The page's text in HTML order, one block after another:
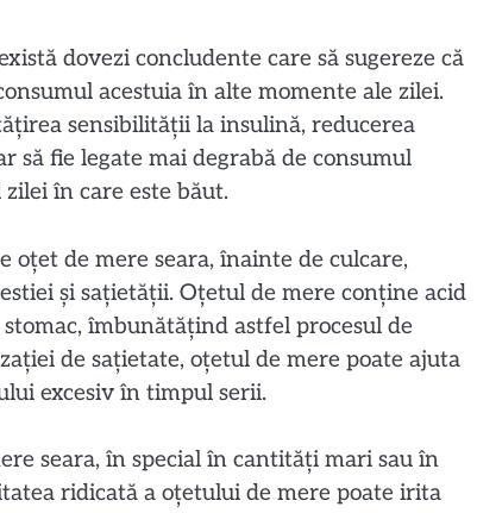
dovezi concludente care să sugereze că
acestuia în alte momente ale zilei.
sensibilității la insulină, reducerea
să fie legate mai degrabă de consumul
în care este băut.
oțet de mere seara, înainte de culcare,
și sațietății. Oțetul de mere conține acid
îmbunătățind astfel procesul de
de sațietate, oțetul de mere poate ajuta
excesiv în timpul serii.
seara, în special în cantități mari sau în
ridicată a oțetului de mere poate irita